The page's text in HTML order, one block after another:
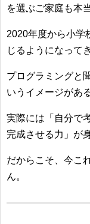
を選ぶご家庭も本
2020年度から小学
じるようになって
プログラミングと
いうイメージがあ
実際には「自分で
完成させる力」が
だからこそ、今こ
ん。